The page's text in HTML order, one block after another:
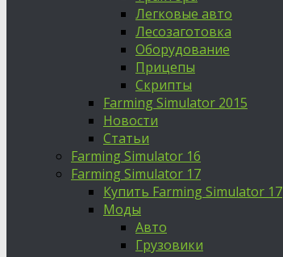
Легковые авто
Лесозаготовка
Оборудование
Прицепы
Скрипты
Farming Simulator 2015
Новости
Статьи
Farming Simulator 16
Farming Simulator 17
Купить Farming Simulator 17
Моды
Авто
Грузовики